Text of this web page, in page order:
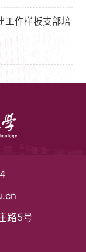
工作样板支部培
路5号